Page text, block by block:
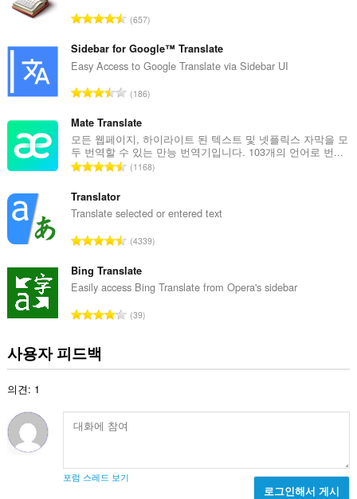
총
급
수
657
Sidebar for Google™ Translate
Easy Access to Google Translate via Sidebar UI
총
급
수
:
186
Mate Translate
모든 웹페이지, 하이라이트 된 텍스트 및 넷플릭스 자막을 모
두 번역할 수 있는 만능 번역기입니다. 103개의 언어로 번...
총
수
1168
Translator
Translate selected or entered text
총
급
수
4339
Bing Translate
Easily access Bing Translate from Opera's sidebar
총39
사용자 피드백
의견: 1
포럼 스레드 보기
로그인해서 게시